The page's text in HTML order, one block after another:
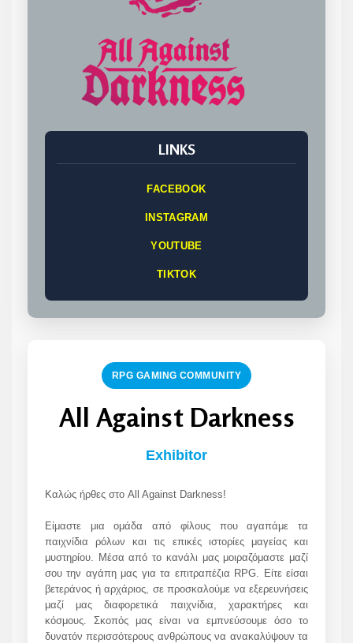
LINKS
FACEBOOK
INSTAGRAM
YOUTUBE
TIKTOK
RPG GAMING COMMUNITY
All Against Darkness
Exhibitor
Καλώς ήρθες στο All Against Darkness!
Είμαστε μια ομάδα από φίλους που αγαπάμε τα
παιχνίδια ρόλων και τις επικές ιστορίες μαγείας και
μυστηρίου. Μέσα από το κανάλι μας μοιραζόμαστε μαζί
σου την αγάπη μας για τα επιτραπέζια RPG. Είτε είσαι
βετεράνος ή αρχάριος, σε προσκαλούμε να εξερευνήσεις
μαζί μας διαφορετικά παιχνίδια, χαρακτήρες και
κόσμους. Σκοπός μας είναι να εμπνεύσουμε όσο το
δυνατόν περισσότερους ανθρώπους να ανακαλύψουν τα